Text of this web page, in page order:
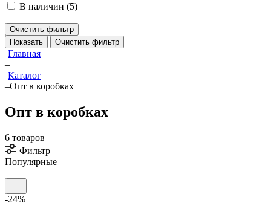
В наличии (5)
Очистить фильтр
Показать
Очистить фильтр
Главная
–
Каталог
–Опт в коробках
Опт в коробках
6 товаров
Фильтр
Популярные
-24%